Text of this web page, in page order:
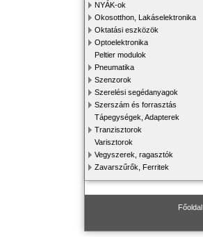
NYÁK-ok
Okosotthon, Lakáselektronika
Oktatási eszközök
Optoelektronika
Peltier modulok
Pneumatika
Szenzorok
Szerelési segédanyagok
Szerszám és forrasztás
Tápegységek, Adapterek
Tranzisztorok
Varisztorok
Vegyszerek, ragasztók
Zavarszűrők, Ferritek
Főoldal